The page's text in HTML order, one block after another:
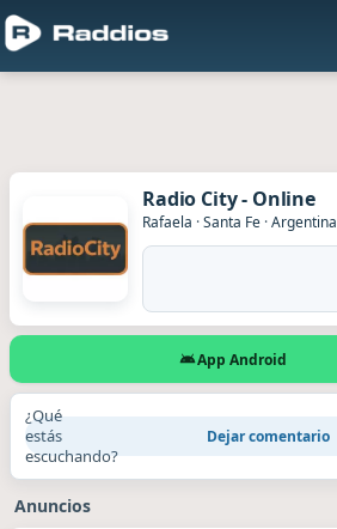
Radio City - Online
Rafaela ·Santa Fe ·Argentina
App Android
¿Qué
estás
escuchando?
Dejar comentario
Anuncios